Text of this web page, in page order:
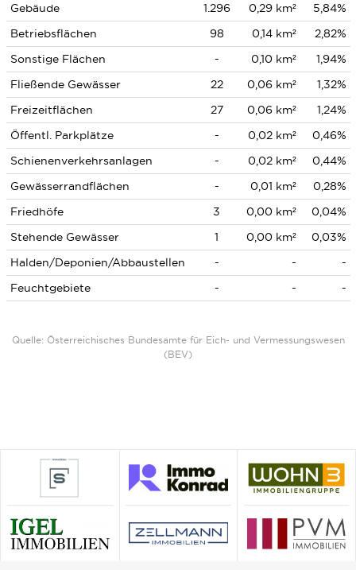
Gebäude 1.296 0,29 km²
5,84%
Betriebsflächen
98 0,14 km²
2,82%
Sonstige Flächen
- 0,10 km²
1,94%
Fließende Gewässer
22 0,06 km²
1,32%
Freizeitflächen
27 0,06 km²
1,24%
Öffentl. Parkplätze
- 0,02 km²
0,46%
Schienenverkehrsanlagen
- 0,02 km²
0,44%
Gewässerrandflächen
- 0,01 km²
0,28%
Friedhöfe
3 0,00 km²
0,04%
Stehende Gewässer
1 0,00 km²
0,03%
Halden/Deponien/Abbaustellen
- -
-
Feuchtgebiete
- - -
Quelle: Österreichisches Bundesamte für Eich- und Vermessungswesen
(BEV)